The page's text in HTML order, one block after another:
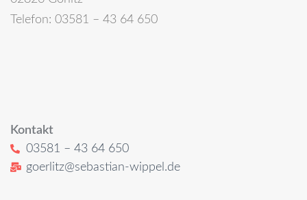
Telefon: 03581 – 43 64 650
Kontakt
03581 – 43 64 650
goerlitz@sebastian-wippel.de